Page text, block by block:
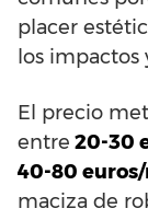
placer
los impactos
El precio
entre 20-30
40-80 euros/
maciza de